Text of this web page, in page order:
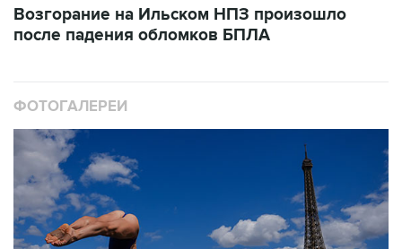
Возгорание на Ильском НПЗ произошло
после падения обломков БПЛА
ФОТОГАЛЕРЕИ